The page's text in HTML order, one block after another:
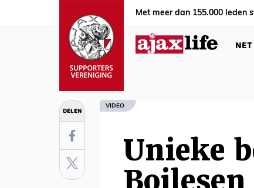
Met meer dan 155.000 leden
DELEN VIDEO
Unieke